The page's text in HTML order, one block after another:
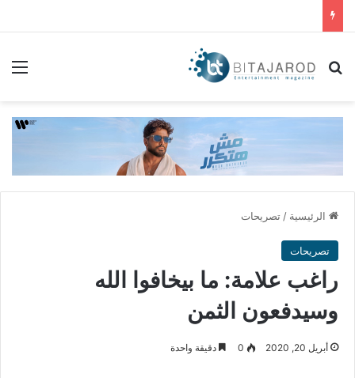
بحث عن
الرئيسية / تصريحات
تصريحات
راغب علامة: ما بيخافوا الله
وسيدفعون الثمن
أبريل 20, 2020 0 دقيقة واحدة